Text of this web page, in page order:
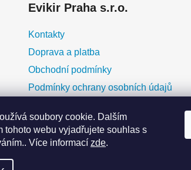
soubory cookie. Dalším
tohoto webu vyjadřujete souhlas s
Více informací zde.
Evikir Praha s.r.o.
Kontakty
Doprava a platba
Obchodní podmínky
Podmínky ochrany osobních údajů
Blog
Moje objednávka